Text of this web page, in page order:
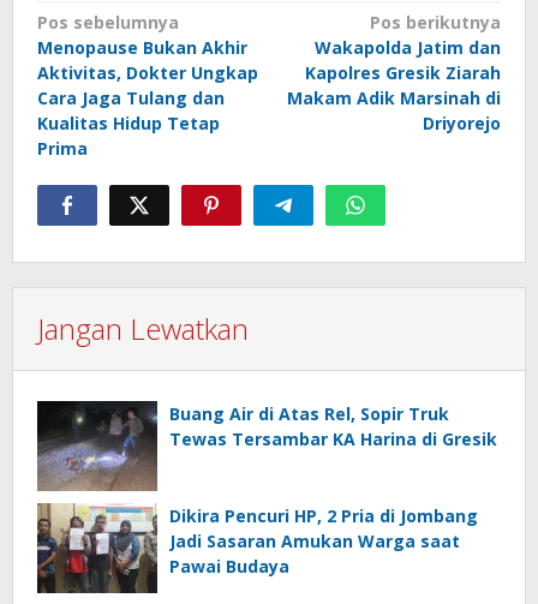
Navigasi
pos
Pos sebelumnya
Menopause Bukan Akhir
Aktivitas, Dokter Ungkap
Cara Jaga Tulang dan
Kualitas Hidup Tetap
Prima
Pos berikutnya
Wakapolda Jatim dan
Kapolres Gresik Ziarah
Makam Adik Marsinah di
Driyorejo
Jangan Lewatkan
Buang Air di Atas Rel, Sopir Truk
Tewas Tersambar KA Harina di Gresik
Dikira Pencuri HP, 2 Pria di Jombang
Jadi Sasaran Amukan Warga saat
Pawai Budaya